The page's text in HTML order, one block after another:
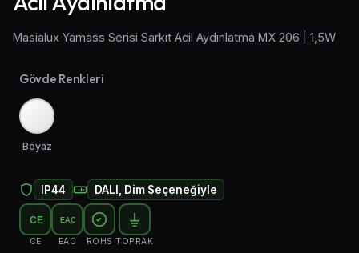
Masialux Yamass Serisi Sarkıt Acil Aydınlatma MX 206 | 1,5W
Gövde Renkleri
Beyaz
IP44 DALI, Dim Seçeneğiyle
CE
CE
EAC
EAC ROHS TOPRAK